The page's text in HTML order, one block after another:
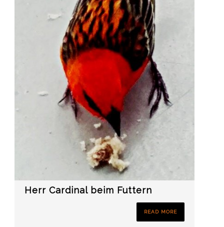
Herr Cardinal beim Futtern
READ MORE